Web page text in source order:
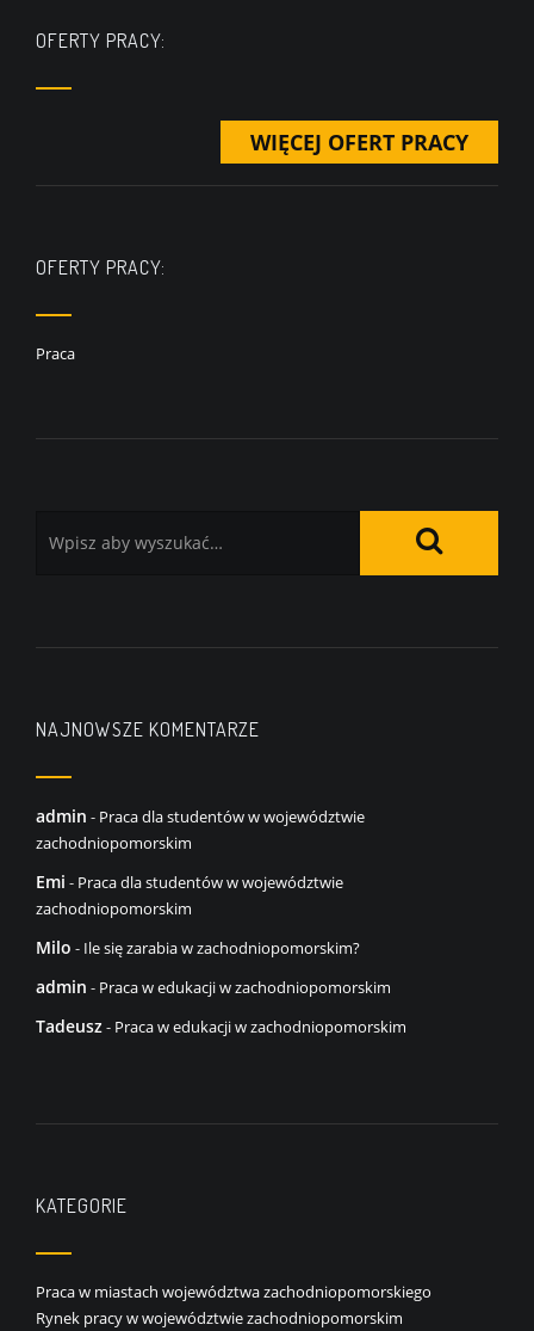
OFERTY PRACY:
WIĘCEJ OFERT PRACY
OFERTY PRACY:
Praca
NAJNOWSZE KOMENTARZE
admin - Praca dla studentów w województwie
zachodniopomorskim
Emi - Praca dla studentów w województwie
zachodniopomorskim
Milo - Ile się zarabia w zachodniopomorskim?
admin - Praca w edukacji w zachodniopomorskim
Tadeusz- Praca w edukacji w zachodniopomorskim
KATEGORIE
Praca w miastach województwa zachodniopomorskiego
Rynek pracy w województwie zachodniopomorskim